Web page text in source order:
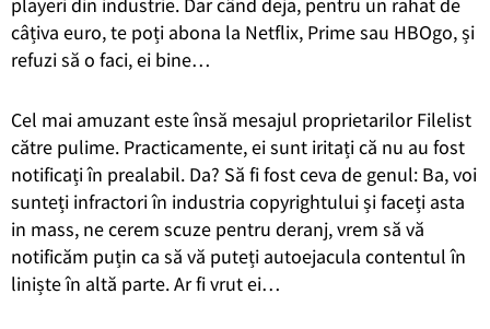
câțiva euro, te poți abona la Netflix, Prime sau HBOgo, și
refuzi să o faci, ei bine…
Cel mai amuzant este însă mesajul proprietarilor Filelist
către pulime. Practicamente, ei sunt iritați că nu au fost
notificați în prealabil. Da? Să fi fost ceva de genul: Ba, voi
sunteți infractori în industria copyrightului și faceți asta
in mass, ne cerem scuze pentru deranj, vrem să vă
notificăm puțin ca să vă puteți autoejacula contentul în
liniște în altă parte. Ar fi vrut ei…